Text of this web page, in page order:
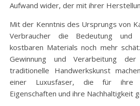
Aufwand wider, der mit ihrer
Mit der Kenntnis des Ursprungs von
Verbraucher die Bedeutung
kostbaren Materials noch mehr
Gewinnung und Verarbeitung
traditionelle Handwerkskunst
einer Luxusfaser, die für ihre
Eigenschaften und ihre Nachhaltigkeit